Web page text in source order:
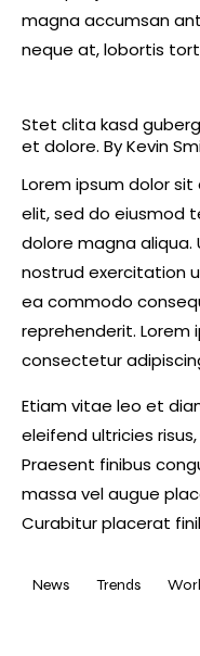
magna accumsan
neque at, lobortis
Stet clita kasd
et dolore. ByKevin
Lorem ipsum dolor
elit, sed do eiusmod
dolore magna aliqua.
nostrud exercitation
ea commodo
reprehenderit. Lorem
consectetur
Etiam vitae leo et
eleifend ultricies
Praesent finibus
massa vel augue
Curabitur placerat
News Trends